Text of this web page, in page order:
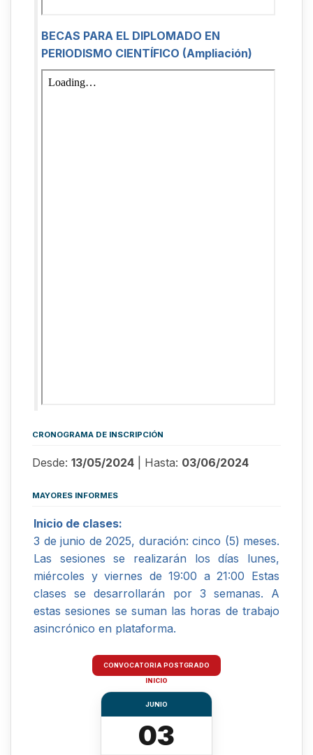
CONVOCATORIA POSTGRADO
INICIO
JUNIO
03
BECAS PARA EL DIPLOMADO EN
PERIODISMO CIENTÍFICO (Ampliación)
CRONOGRAMA DE INSCRIPCIÓN
Desde: 13/05/2024 | Hasta: 03/06/2024
MAYORES INFORMES
Inicio de clases:
3 de junio de 2025, duración: cinco (5) meses.
Las sesiones se realizarán los días lunes,
miércoles y viernes de 19:00 a 21:00 Estas
clases se desarrollarán por 3 semanas. A
estas sesiones se suman las horas de trabajo
asincrónico en plataforma.